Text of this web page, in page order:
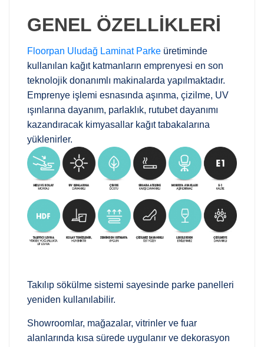
GENEL ÖZELLİKLERİ
Floorpan Uludağ Laminat Parke üretiminde
kullanılan kağıt katmanların emprenyesi en son
teknolojik donanımlı makinalarda yapılmaktadır.
Emprenye işlemi esnasında aşınma, çizilme, UV
ışınlarına dayanım, parlaklık, rutubet dayanımı
kazandıracak kimyasallar kağıt tabakalarına
yüklenirler.
Takılıp sökülme sistemi sayesinde parke panelleri
yeniden kullanılabilir.
Showroomlar, mağazalar, vitrinler ve fuar
alanlarında kısa sürede uygulanır ve dekorasyon